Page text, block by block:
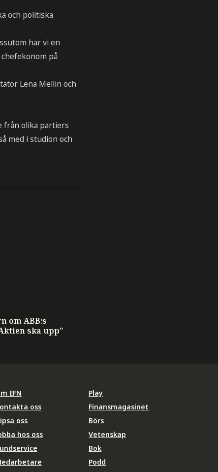
och politiska
har vi en
på
Lena Mellin och
från olika partiers
med i studion och
om ABB:s
ska upp"
EFN
oss
oss
hos oss
Play
Finansmagasinet
Börs
Vetenskap
Bok
Podd